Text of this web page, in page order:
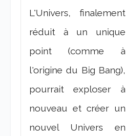
L'Univers, finalement
réduit à un unique
point (comme à
l'origine du Big Bang),
pourrait exploser à
nouveau et créer un
nouvel Univers en